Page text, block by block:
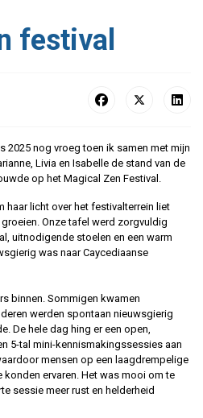
festival
2025 nog vroeg toen ik samen met mijn
Livia en Isabelle de stand van de
op het Magical Zen Festival.
haar licht over het festivalterrein liet
Onze tafel werd zorgvuldig
uitnodigende stoelen en een warm
was naar Caycediaanse
binnen. Sommigen kwamen
werden spontaan nieuwsgierig
De hele dag hing er een open,
5-tal mini-kennismakingssessies aan
mensen op een laagdrempelige
ervaren. Het was mooi om te
sessie meer rust en helderheid